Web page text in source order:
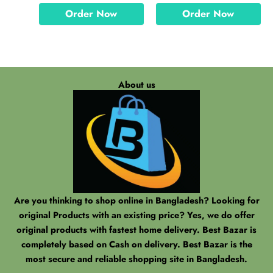
Order Now Order Now
About us
Are you thinking to shop online in Bangladesh? Looking for
original Products with an existing price? Yes, we do offer
original products with fastest home delivery. Best Bazar is
completely based on Cash on delivery. Best Bazar is the
most secure and reliable shopping site in Bangladesh.